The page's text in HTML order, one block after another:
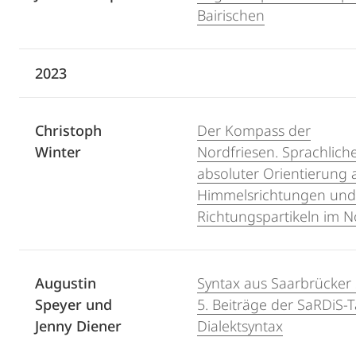
Bairischen
2023
Christoph
Winter
Der Kompass der
Nordfriesen.
absoluter Orientierung
Himmelsrichtungen und
Richtungspartikeln im
Augustin
Speyer und
Jenny Diener
Syntax aus Saarbrücker
5. Beiträge der SaRDiS-
Dialektsyntax